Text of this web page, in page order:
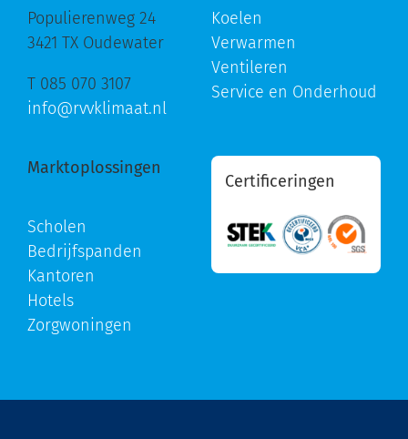
Populierenweg 24
3421 TX Oudewater
T 085 070 3107
info@rvvklimaat.nl
Koelen
Verwarmen
Ventileren
Service en Onderhoud
Marktoplossingen
Scholen
Bedrijfspanden
Kantoren
Hotels
Zorgwoningen
Certificeringen